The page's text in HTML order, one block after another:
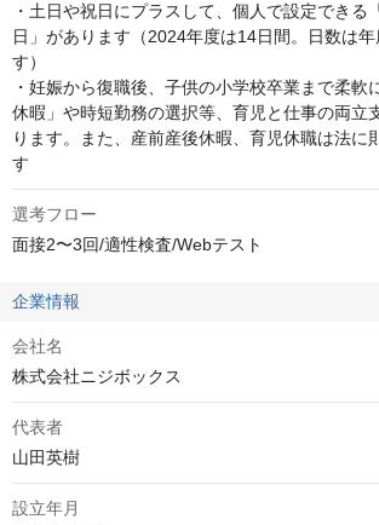
・土日や祝日にプラスして、個人で設定できる
日」があります（2024年度は14日間。日数は
す）
・妊娠から復職後、子供の小学校卒業まで柔軟
休暇」や時短勤務の選択等、育児と仕事の両立
ります。また、産前産後休暇、育児休職は法に
す
選考フロー
面接2〜3回/適性検査/Webテスト
企業情報
会社名
株式会社ニジボックス
代表者
山田英樹
設立年月